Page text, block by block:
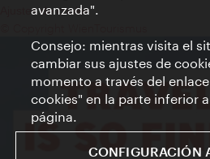
Ajustes de cookie
avanzada".
Consejo: mientras visita el
cambiar sus ajustes de
momento a través del
cookies" en la parte inferior
página.
CONFIGURACIÓN